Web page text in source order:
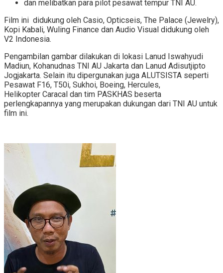
dan melibatkan para pilot pesawat tempur TNI AU.
Film ini didukung oleh Casio, Opticseis, The Palace (Jewelry),
Kopi Kabali, Wuling Finance dan Audio Visual didukung oleh
V2 Indonesia.
Pengambilan gambar dilakukan di lokasi Lanud Iswahyudi
Madiun, Kohanudnas TNI AU Jakarta dan Lanud Adisutjipto
Jogjakarta. Selain itu dipergunakan juga ALUTSISTA seperti
Pesawat F16, T50i, Sukhoi, Boeing, Hercules,
Helikopter Caracal dan tim PASKHAS beserta
perlengkapannya yang merupakan dukungan dari TNI AU untuk
film ini.